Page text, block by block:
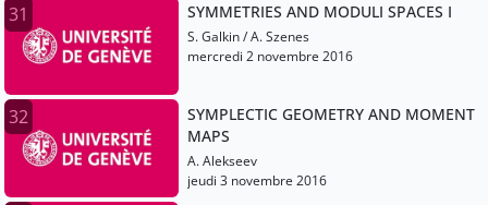
31 SYMMETRIES AND MODULI SPACES I
S. Galkin / A. Szenes
mercredi 2 novembre 2016
32
SYMPLECTIC GEOMETRY AND MOMENT
MAPS
A. Alekseev
jeudi 3 novembre 2016